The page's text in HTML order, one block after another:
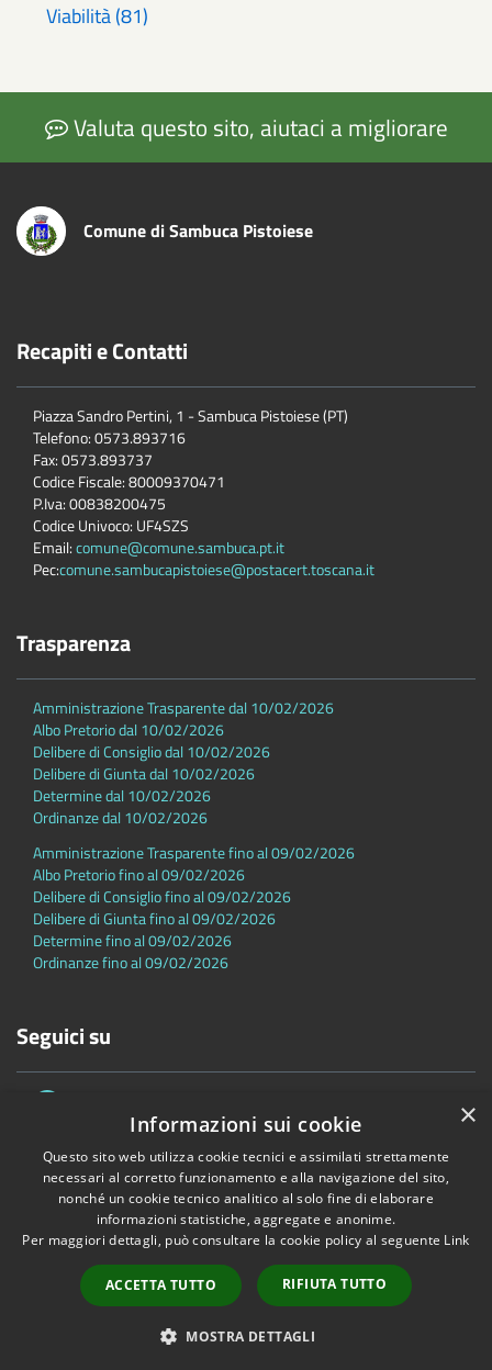
Viabilità (81)
Valuta questo sito, aiutaci a migliorare
Comune di Sambuca Pistoiese
Recapiti e Contatti
Piazza Sandro Pertini, 1 - Sambuca Pistoiese (PT)
Telefono: 0573.893716
Fax: 0573.893737
Codice Fiscale: 80009370471
P.Iva: 00838200475
Codice Univoco: UF4SZS
Email:comune@comune.sambuca.pt.it
Pec:comune.sambucapistoiese@postacert.toscana.it
Trasparenza
Amministrazione Trasparente dal 10/02/2026
Albo Pretorio dal 10/02/2026
Delibere di Consiglio dal 10/02/2026
Delibere di Giunta dal 10/02/2026
Determine dal 10/02/2026
Ordinanze dal 10/02/2026
Amministrazione Trasparente fino al 09/02/2026
Albo Pretorio fino al 09/02/2026
Delibere di Consiglio fino al 09/02/2026
Delibere di Giunta fino al 09/02/2026
Determine fino al 09/02/2026
Ordinanze fino al 09/02/2026
Seguici su
Accessibilità Privacy Cookie
Mappa del sito
Dichiarazione di accessibilità
Copyright © 2026 • Comune di Sambuca Pistoiese • Powered by
Municipium
Accesso redazione
×
Informazioni sui cookie
Questo sito web utilizza cookie tecnici e assimilati strettamente
necessari al corretto funzionamento e alla navigazione del sito,
nonché un cookie tecnico analitico al solo fine di elaborare
informazioni statistiche, aggregate e anonime.
Per maggiori dettagli, può consultare la cookie policy al seguente Link
ACCETTA TUTTO RIFIUTA TUTTO
MOSTRA DETTAGLI